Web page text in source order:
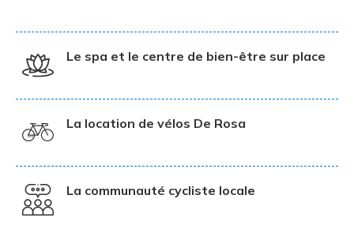
Le spa et le centre de bien-être sur place
La location de vélos De Rosa
La communauté cycliste locale